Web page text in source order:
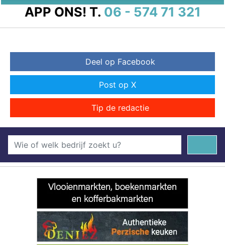
APP ONS! T. 06 - 574 71 321
Deel op Facebook
Post op X
Tip de redactie